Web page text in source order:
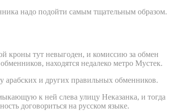
надо подойти самым тщательным образом.
кроны тут невыгоден, и комиссию за обмен
находятся недалеко метро Мустек.
арабских и других правильных обменников.
к ней слева улицу Неказанка, и тогда
договориться на русском языке.